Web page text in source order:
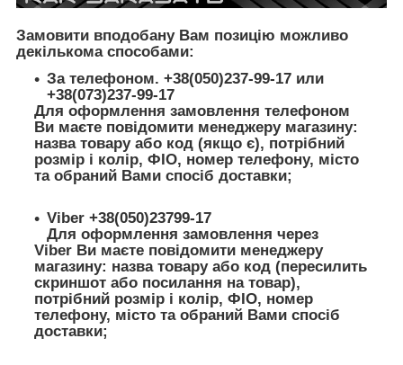
Замовити вподобану Вам позицію можливо
декількома способами:
За телефоном. +38(050)237-99-17 или
+38(073)237-99-17
Для оформлення замовлення телефоном
Ви маєте повідомити менеджеру магазину:
назва товару або код (якщо є), потрібний
розмір і колір, ФІО, номер телефону, місто
та обраний Вами спосіб доставки;
Viber +38(050)23799-17
Для оформлення замовлення через
Viber Ви маєте повідомити менеджеру
магазину: назва товару або код (пересилить
скриншот або посилання на товар),
потрібний розмір і колір, ФІО, номер
телефону, місто та обраний Вами спосіб
доставки;